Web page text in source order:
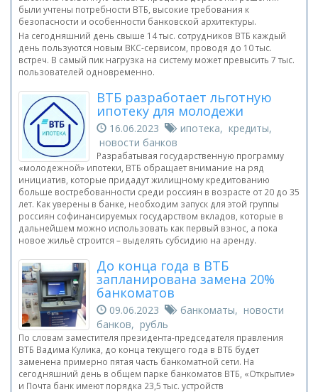
были учтены потребности ВТБ, высокие требования к
безопасности и особенности банковской архитектуры.
На сегодняшний день свыше 14 тыс. сотрудников ВТБ каждый
день пользуются новым ВКС-сервисом, проводя до 10 тыс.
встреч. В самый пик нагрузка на систему может превысить 7 тыс.
пользователей одновременно.
ВТБ разработает льготную
ипотеку для молодежи
16.06.2023
ипотека, кредиты,
новости банков
Разрабатывая государственную программу
«молодежной» ипотеки, ВТБ обращает внимание на ряд
инициатив, которые придадут жилищному кредитованию
больше востребованности среди россиян в возрасте от 20 до 35
лет. Как уверены в банке, необходим запуск для этой группы
россиян софинансируемых государством вкладов, которые в
дальнейшем можно использовать как первый взнос, а пока
новое жильё строится – выделять субсидию на аренду.
До конца года в ВТБ
запланирована замена 20%
банкоматов
09.06.2023
банкоматы, новости
банков, рубль
По словам заместителя президента-председателя правления
ВТБ Вадима Кулика, до конца текущего года в ВТБ будет
заменена примерно пятая часть банкоматной сети. На
сегодняшний день в общем парке банкоматов ВТБ, «Открытие»
и Почта банк имеют порядка 23,5 тыс. устройств